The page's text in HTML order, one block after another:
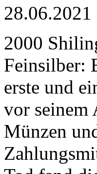
28.06.2021
2000
Feinsilber:
erste und
vor seinem
Münzen